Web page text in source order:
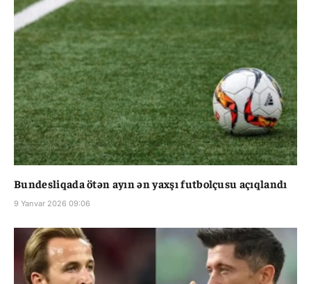
Bundesliqada ötən ayın ən yaxşı futbolçusu açıqlandı
9 Yanvar 2026 09:06